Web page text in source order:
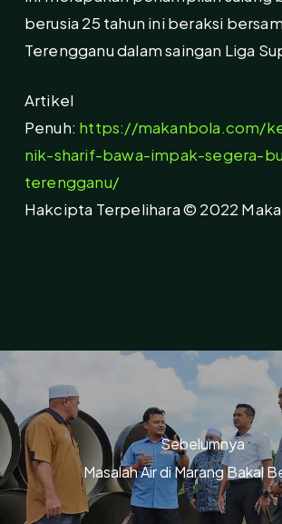
berusia 25 tahun ini beraksi
Terengganu dalam saingan Liga
Artikel
Penuh: https://makanbola.com/
nik-sharif-bawa-impak-segera-
terengganu/
Hakcipta Terpelihara © 2022
Sebelumnya
Masalah Air di Marang Bakal